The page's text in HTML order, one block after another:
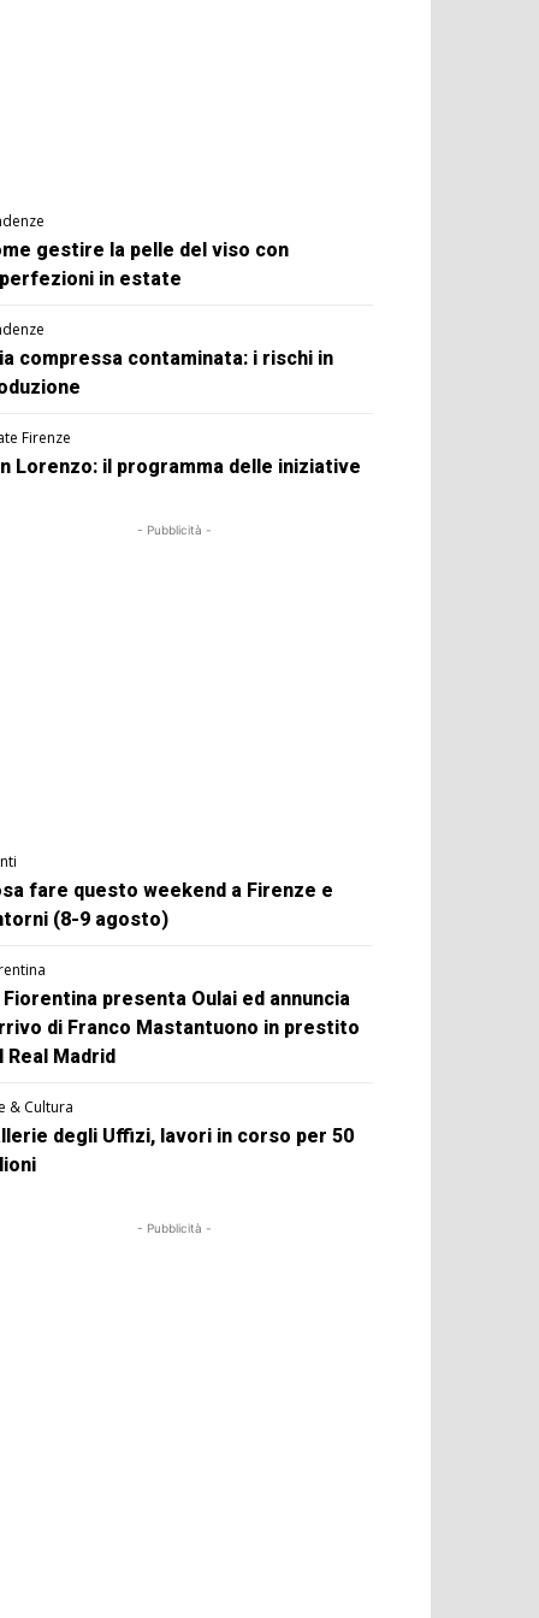
gestire la pelle del viso con
in estate
compressa contaminata: i rischi in
Firenze
Lorenzo: il programma delle iniziative
- Pubblicità -
fare questo weekend a Firenze e
(8-9 agosto)
Fiorentina presenta Oulai ed annuncia
di Franco Mastantuono in prestito
Real Madrid
& Cultura
degli Uffizi, lavori in corso per 50
- Pubblicità -